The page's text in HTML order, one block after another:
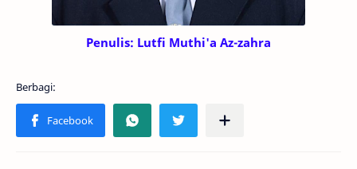
Penulis: Lutfi Muthi'a Az-zahra